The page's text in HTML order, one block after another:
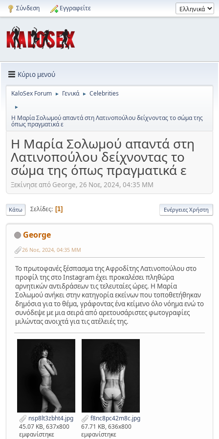
Σύνδεση Εγγραφείτε
Κύριο μενού
KaloSex Forum ► Γενικά ► Celebrities
►
Η Μαρία Σολωμού απαντά στη Λατινοπούλου δείχνοντας το σώμα της
όπως πραγματικά ε
Η Μαρία Σολωμού απαντά στη
Λατινοπούλου δείχνοντας το
σώμα της όπως πραγματικά ε
Ξεκίνησε από George, 26 Νοε, 2024, 04:35 ΜΜ
Κάτω Σελίδες 1 Ενέργειες Χρήστη
George
26 Νοε, 2024, 04:35 ΜΜ
Το πρωτοφανές ξέσπασμα της Αφροδίτης Λατινοπούλου στο
προφίλ της στο Instagram έχει προκαλέσει πληθώρα
αρνητικών αντιδράσεων τις τελευταίες ώρες. Η Μαρία
Σολωμού ανήκει στην κατηγορία εκείνων που τοποθετήθηκαν
δημόσια για το θέμα, γράφοντας ένα κείμενο όλο νόημα ενώ το
συνόδεψε με μια σειρά από αρετουσάριστες φωτογραφίες
μιλώντας ανοιχτά για τις ατέλειές της.
nsp8lt3zbht4.jpg
45.07 KB, 637x800
εμφανίστηκε
f8nc8pc42m8c.jpg
67.71 KB, 636x800
εμφανίστηκε